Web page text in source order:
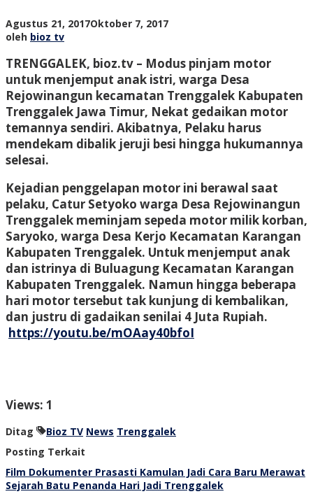
Agustus 21, 2017Oktober 7, 2017oleh
oleh bioz tv
TRENGGALEK, bioz.tv – Modus pinjam motor
untuk menjemput anak istri, warga Desa
Rejowinangun kecamatan Trenggalek Kabupaten
Trenggalek Jawa Timur, Nekat gedaikan motor
temannya sendiri. Akibatnya, Pelaku harus
mendekam dibalik jeruji besi hingga hukumannya
selesai.
Kejadian penggelapan motor ini berawal saat
pelaku, Catur Setyoko warga Desa Rejowinangun
Trenggalek meminjam sepeda motor milik korban,
Saryoko, warga Desa Kerjo Kecamatan Karangan
Kabupaten Trenggalek. Untuk menjemput anak
dan istrinya di Buluagung Kecamatan Karangan
Kabupaten Trenggalek. Namun hingga beberapa
hari motor tersebut tak kunjung di kembalikan,
dan justru di gadaikan senilai 4 Juta Rupiah.
https://youtu.be/mOAay40bfoI
Views: 1
Ditag Bioz TV News Trenggalek
Posting Terkait
Film Dokumenter Prasasti Kamulan Jadi Cara Baru Merawat
Sejarah Batu Penanda Hari Jadi Trenggalek